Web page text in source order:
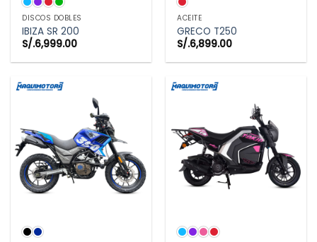
DISCOS DOBLES
IBIZA SR 200
S/.6,999.00
ACEITE
GRECO T250
S/.6,899.00